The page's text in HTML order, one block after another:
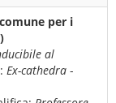
per i
al
Ex-cathedra -